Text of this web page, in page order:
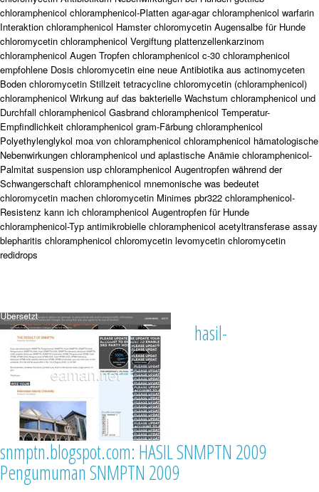
chloramphenicol chloramphenicol-Platten agar-agar chloramphenicol warfarin
Interaktion chloramphenicol Hamster chloromycetin Augensalbe für Hunde
chloromycetin chloramphenicol Vergiftung plattenzellenkarzinom
chloramphenicol Augen Tropfen chloramphenicol c-30 chloramphenicol
empfohlene Dosis chloromycetin eine neue Antibiotika aus actinomyceten
Boden chloromycetin Stillzeit tetracycline chloromycetin (chloramphenicol)
chloramphenicol Wirkung auf das bakterielle Wachstum chloramphenicol und
Durchfall chloramphenicol Gasbrand chloramphenicol Temperatur-
Empfindlichkeit chloramphenicol gram-Färbung chloramphenicol
Polyethylenglykol moa von chloramphenicol chloramphenicol hämatologische
Nebenwirkungen chloramphenicol und aplastische Anämie chloramphenicol-
Palmitat suspension usp chloramphenicol Augentropfen während der
Schwangerschaft chloramphenicol mnemonische was bedeutet
chloromycetin machen chloromycetin Minimes pbr322 chloramphenicol-
Resistenz kann ich chloramphenicol Augentropfen für Hunde
chloramphenicol-Typ antimikrobielle chloramphenicol acetyltransferase assay
blepharitis chloramphenicol chloromycetin levomycetin chloromycetin
redidrops
hasil-
snmptn.blogspot.com: HASIL SNMPTN 2009
Pengumuman SNMPTN 2009